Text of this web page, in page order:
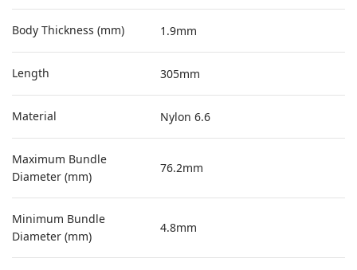
Body Thickness (mm) 1.9mm
Length 305mm
Material Nylon 6.6
Maximum Bundle
Diameter (mm)
76.2mm
Minimum Bundle
Diameter (mm)
4.8mm